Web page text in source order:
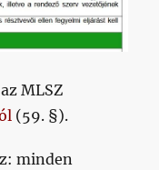
MLSZ
(59. §).
minden